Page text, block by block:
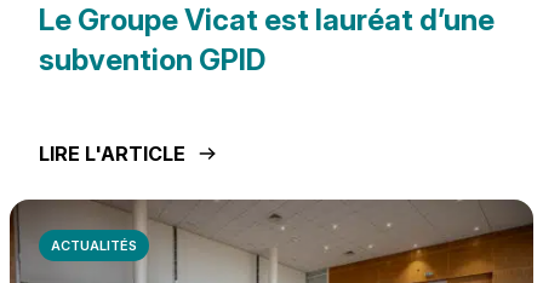
Le Groupe Vicat est lauréat d’une
subvention GPID
LIRE L'ARTICLE
ACTUALITÉS